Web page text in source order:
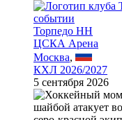
Торпедо НН
ЦСКА Арена
Москва,
КХЛ 2026/2027
5 сентября 2026